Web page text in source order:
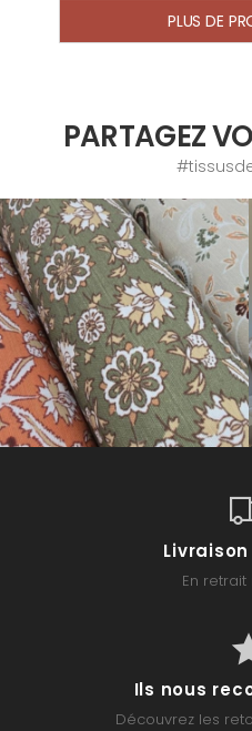
PLUS DE
PARTAGEZ
En
Ils nous
Découvrez les